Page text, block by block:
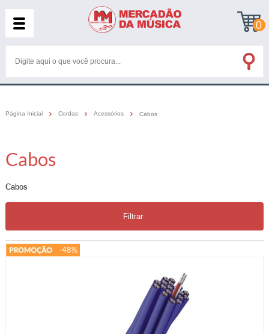
0
Página Inicial Cordas Acessórios Cabos
Cabos
Cabos
Filtrar
-48%